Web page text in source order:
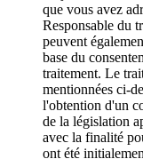
que vous avez
Responsable du
peuvent
base du
traitement. Le
mentionnées ci-
l'obtention d'un
de la législation
avec la finalité
ont été